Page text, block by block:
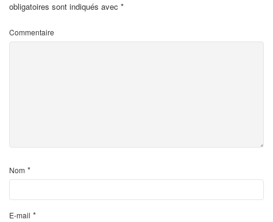
obligatoires sont indiqués avec *
Commentaire
Nom *
E-mail *